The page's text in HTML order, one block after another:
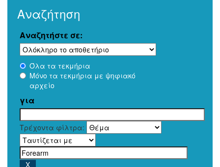
Αναζήτηση
Αναζητήστε σε:
Όλα τα τεκμήρια
Μόνο τα τεκμήρια με ψηφιακό
αρχείο
για
Τρέχοντα φίλτρα: